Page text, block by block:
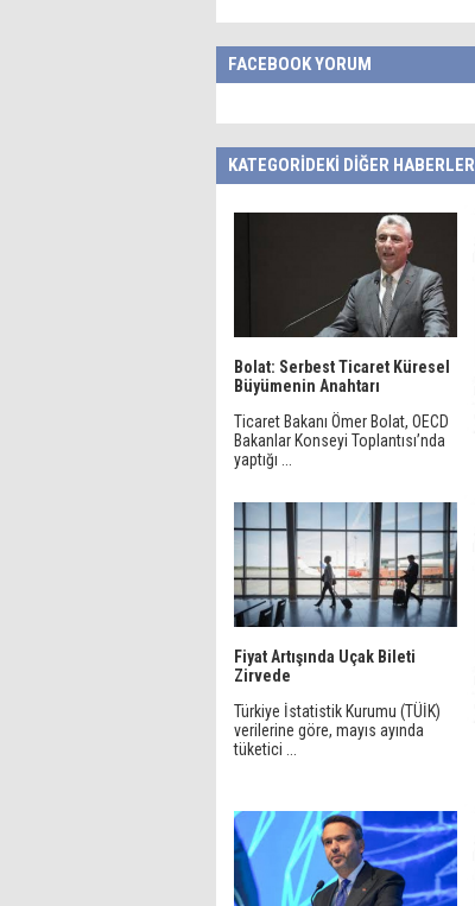
FACEBOOK YORUM
KATEGORİDEKİ DİĞER HABERLER
Bolat: Serbest Ticaret Küresel
Büyümenin Anahtarı
Ticaret Bakanı Ömer Bolat, OECD
Bakanlar Konseyi Toplantısı’nda
yaptığı ...
Fiyat Artışında Uçak Bileti
Zirvede
Türkiye İstatistik Kurumu (TÜİK)
verilerine göre, mayıs ayında
tüketici ...